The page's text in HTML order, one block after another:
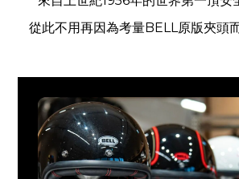
從此不用再因為考量BELL原版夾頭